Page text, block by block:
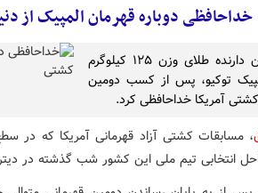
خداحافظی دوباره قهرمان المپیک از
گیبل استیوسون دارنده طلای وزن ۱۲۵ کیلوگرم
توکیو، پس از کسب دومین
آمریکا خداحافظی کرد.
، مسابقات کشتی آزاد قهرمانی آمریکا که در
انتخابی تیم ملی این کشور شب گذشته در